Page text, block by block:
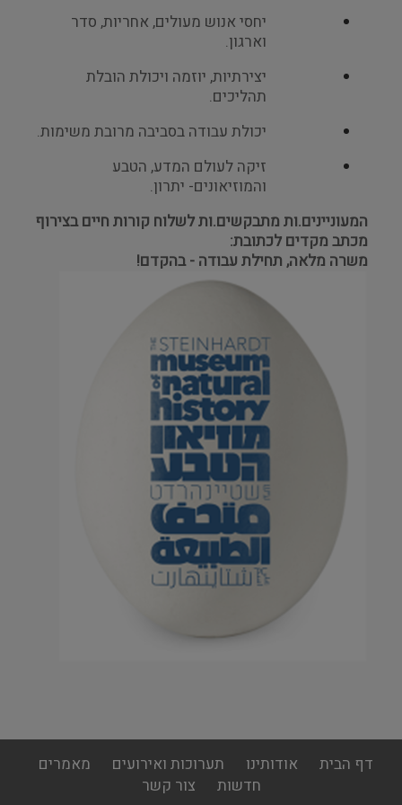
יחסי אנוש מעולים, אחריות, סדר
וארגון.
יצירתיות, יוזמה ויכולת הובלת
תהליכים.
יכולת עבודה בסביבה מרובת משימות.
זיקה לעולם המדע, הטבע
והמוזיאונים- יתרון.
המעוניינים.ות מתבקשים.ות לשלוח קורות חיים בצירוף
מכתב מקדים לכתובת:
משרה מלאה, תחילת עבודה - בהקדם!
footer
menu
דף הבית אודותינו תערוכות ואירועים
מאמרים
חדשות
צור קשר